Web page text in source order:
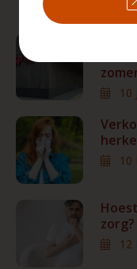
10
10
zorg?
12